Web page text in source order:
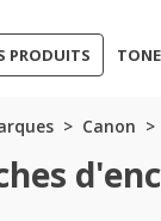
PRODUITS
Canon